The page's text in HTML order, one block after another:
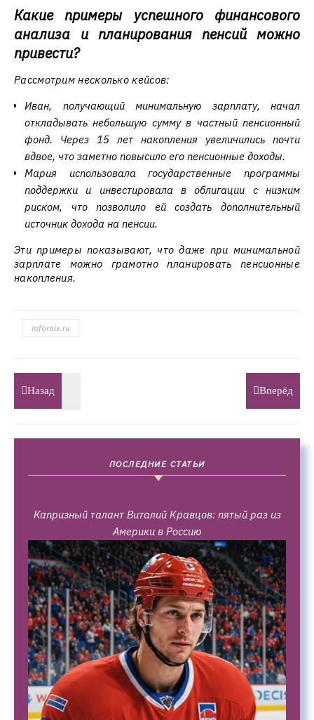
Какие примеры успешного финансового
анализа и планирования пенсий можно
привести?
Рассмотрим несколько кейсов:
Иван, получающий минимальную зарплату, начал
откладывать небольшую сумму в частный пенсионный
фонд. Через 15 лет накопления увеличились почти
вдвое, что заметно повысило его пенсионные доходы.
Мария использовала государственные программы
поддержки и инвестировала в облигации с низким
риском, что позволило ей создать дополнительный
источник дохода на пенсии.
Эти примеры показывают, что даже при минимальной
зарплате можно грамотно планировать пенсионные
накопления.
infornix.ru
Назад Вперёд
ПОСЛЕДНИЕ СТАТЬИ
Капризный талант Виталий Кравцов: пятый раз из
Америки в Россию